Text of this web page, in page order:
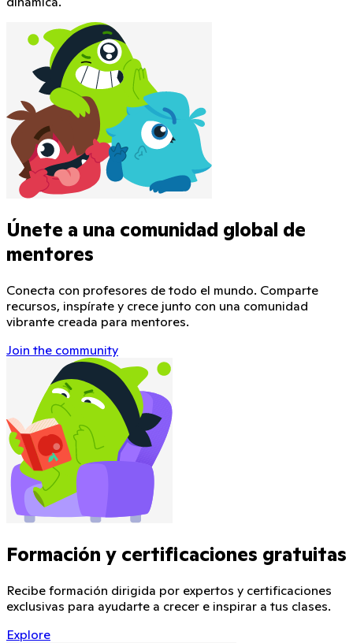
Únete a una comunidad global de
mentores
Conecta con profesores de todo el mundo. Comparte
recursos, inspírate y crece junto con una comunidad
vibrante creada para mentores.
Join the community
Formación y certificaciones gratuitas
Recibe formación dirigida por expertos y certificaciones
exclusivas para ayudarte a crecer e inspirar a tus clases.
Explore